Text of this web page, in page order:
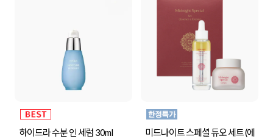
하이드라 수분 인 세럼 30ml
미드나이트 스페셜 듀오 세트 (에